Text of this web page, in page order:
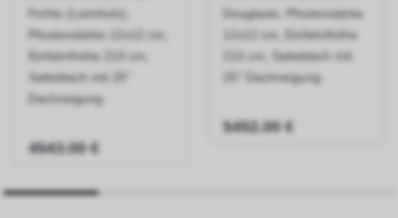
Fichte (Leimholz),
Pfostenstärke 12x12 cm,
Einfahrthöhe 210 cm,
Satteldach mit 25°
Dachneigung
4543.00 €
Douglasie, Pfostenstärke
12x12 cm, Einfahrthöhe
210 cm, Satteldach mit
25° Dachneigung
5452.00 €